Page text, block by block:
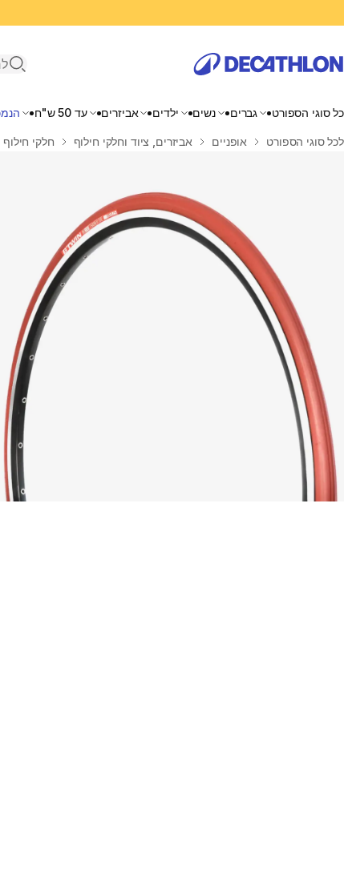
כל סוגי הספורט גברים נשים ילדים אביזרים עד 50 ש"ח
בית
לכל סוגי הספורט אופניים אביזרים, ציוד וחלקי חילוף חלקי חילוף